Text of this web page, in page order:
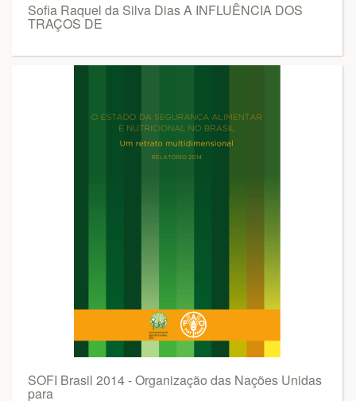
Sofia Raquel da Silva Dias A INFLUÊNCIA DOS
TRAÇOS DE
SOFI Brasil 2014 - Organização das Nações Unidas
para